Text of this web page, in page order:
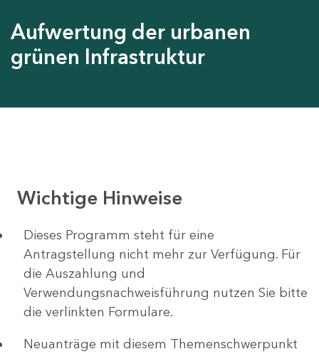
Aufwertung der urbanen
grünen Infrastruktur
Wichtige Hinweise
Dieses Programm steht für eine
Antragstellung nicht mehr zur Verfügung. Für
die Auszahlung und
Verwendungsnachweisführung nutzen Sie bitte
die verlinkten Formulare.
Neuanträge mit diesem Themenschwerpunkt